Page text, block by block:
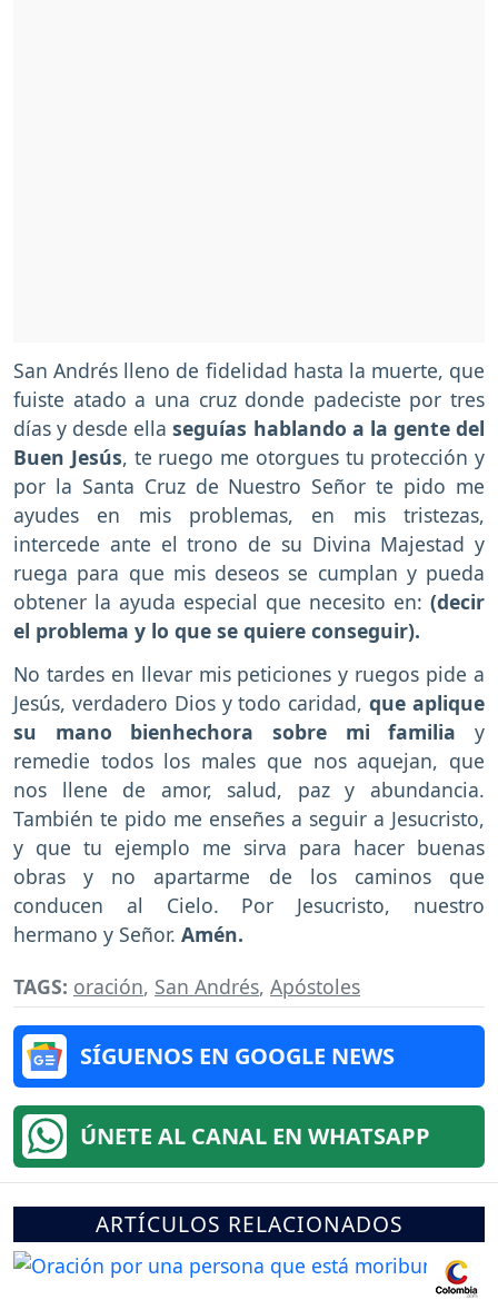
San Andrés lleno de fidelidad hasta la muerte, que
fuiste atado a una cruz donde padeciste por tres
días y desde ellaseguías hablando a la gente del
Buen Jesús, te ruego me otorgues tu protección y
por la Santa Cruz de Nuestro Señor te pido me
ayudes en mis problemas, en mis tristezas,
intercede ante el trono de su Divina Majestad y
ruega para que mis deseos se cumplan y pueda
obtener la ayuda especial que necesito en: (decir
el problema y lo que se quiere conseguir).
No tardes en llevar mis peticiones y ruegos pide a
Jesús, verdadero Dios y todo caridad,que aplique
su mano bienhechora sobre mi familia y
remedie todos los males que nos aquejan, que
nos llene de amor, salud, paz y abundancia.
También te pido me enseñes a seguir a Jesucristo,
y que tu ejemplo me sirva para hacer buenas
obras y no apartarme de los caminos que
conducen al Cielo. Por Jesucristo, nuestro
hermano y Señor. Amén.
TAGS: oración, San Andrés, Apóstoles
SÍGUENOS EN GOOGLE NEWS
ÚNETE AL CANAL EN WHATSAPP
ARTÍCULOS RELACIONADOS